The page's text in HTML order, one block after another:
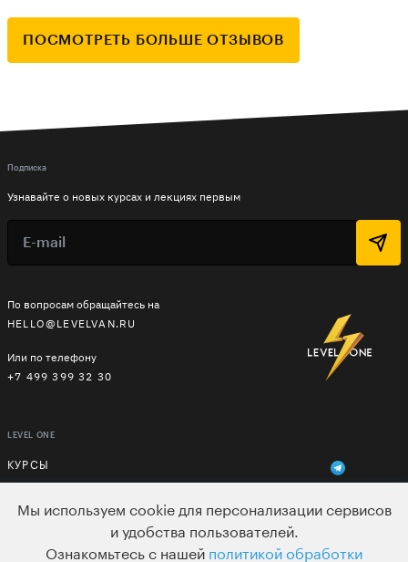
ПОСМОТРЕТЬ БОЛЬШЕ ОТЗЫВОВ
По вопросам обращайтесь на
HELLO@LEVELVAN.RU
Или по телефону
+7 499 399 32 30
LEVEL ONE
КУРСЫ
Подписка
Узнавайте о новых курсах и лекциях первым
Мы используем cookie для персонализации сервисов
и удобства пользователей.
Ознакомьтесь с нашей политикой обработки